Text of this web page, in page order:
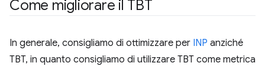
Come migliorare il TBT
In generale, consigliamo di ottimizzare per INP anziché
TBT, in quanto consigliamo di utilizzare TBT come metrica